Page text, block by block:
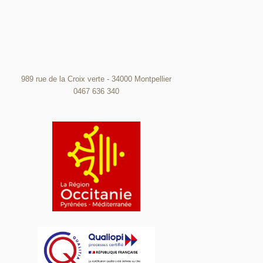
989 rue de la Croix verte - 34000 Montpellier
0467 636 340